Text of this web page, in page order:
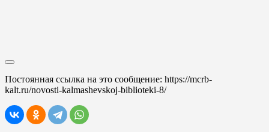
Постоянная ссылка на это сообщение: https://mcrb-
kalt.ru/novosti-kalmashevskoj-biblioteki-8/